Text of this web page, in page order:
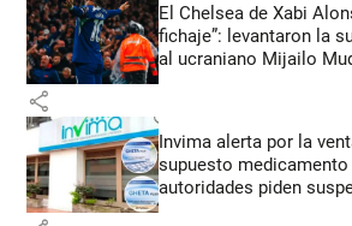
El Chelsea de Xabi
fichaje”: levantaron la
al ucraniano Mijailo
share
Invima alerta por la
supuesto
autoridades piden